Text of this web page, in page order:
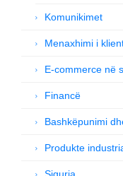
Komunikimet
Menaxhimi i
E-commerce në
Financë
Bashkëpunimi
Produkte